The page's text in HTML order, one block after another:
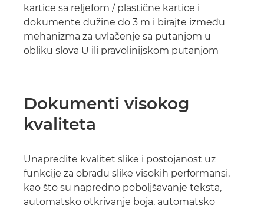
kartice sa reljefom / plastične kartice i
dokumente dužine do 3 m i birajte između
mehanizma za uvlačenje sa putanjom u
obliku slova U ili pravolinijskom putanjom
Dokumenti visokog
kvaliteta
Unapredite kvalitet slike i postojanost uz
funkcije za obradu slike visokih performansi,
kao što su napredno poboljšavanje teksta,
automatsko otkrivanje boja, automatsko